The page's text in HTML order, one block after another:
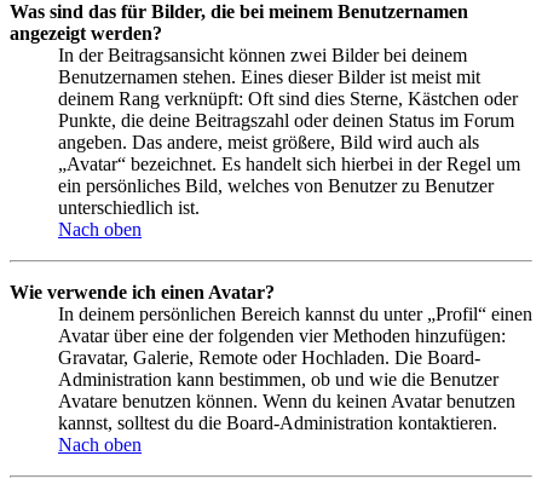
Was sind das für Bilder, die bei meinem Benutzernamen
angezeigt werden?
In der Beitragsansicht können zwei Bilder bei deinem
Benutzernamen stehen. Eines dieser Bilder ist meist mit
deinem Rang verknüpft: Oft sind dies Sterne, Kästchen oder
Punkte, die deine Beitragszahl oder deinen Status im Forum
angeben. Das andere, meist größere, Bild wird auch als
„Avatar“ bezeichnet. Es handelt sich hierbei in der Regel um
ein persönliches Bild, welches von Benutzer zu Benutzer
unterschiedlich ist.
Nach oben
Wie verwende ich einen Avatar?
In deinem persönlichen Bereich kannst du unter „Profil“ einen
Avatar über eine der folgenden vier Methoden hinzufügen:
Gravatar, Galerie, Remote oder Hochladen. Die Board-
Administration kann bestimmen, ob und wie die Benutzer
Avatare benutzen können. Wenn du keinen Avatar benutzen
kannst, solltest du die Board-Administration kontaktieren.
Nach oben